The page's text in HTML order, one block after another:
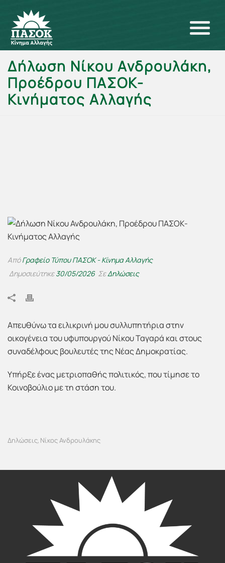
Δήλωση Νίκου Ανδρουλάκη,
Προέδρου ΠΑΣΟΚ-
Κινήματος Αλλαγής
ΑπόΓραφείο Τύπου ΠΑΣΟΚ - Κίνημα Αλλαγής
Δημοσιεύτηκε30/05/2026 ΣεΔηλώσεις
Απευθύνω τα ειλικρινή μου συλλυπητήρια στην
οικογένεια του υφυπουργού Νίκου Ταγαρά και στους
συναδέλφους βουλευτές της Νέας Δημοκρατίας.
Υπήρξε ένας μετριοπαθής πολιτικός, που τίμησε το
Κοινοβούλιο με τη στάση του.
Δηλώσεις, Νίκος Ανδρουλάκης